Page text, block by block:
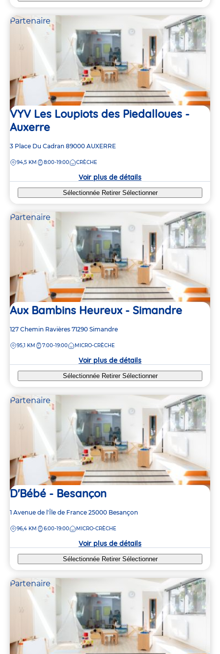
Partenaire
VYV Les Loupiots des Piedalloues -
Auxerre
Adresse
la
3 Place Du Cadran 89000 AUXERRE
DISTANCE
94,5 KM 8:00-19:00 CRÈCHE
Voir plus de détails
Sélectionnée Retirer Sélectionner
Partenaire
Aux Bambins Heureux - Simandre
Adresse
la
127 Chemin Ravières 71290 Simandre
DISTANCE
95,1 KM 7:00-19:00 MICRO-CRÈCHE
Voir plus de détails
Sélectionnée Retirer Sélectionner
Partenaire
D'Bébé - Besançon
Adresse
la
1 Avenue de l'Île de France 25000 Besançon
DISTANCE
96,4 KM 6:00-19:00 MICRO-CRÈCHE
Voir plus de détails
Sélectionnée Retirer Sélectionner
Partenaire